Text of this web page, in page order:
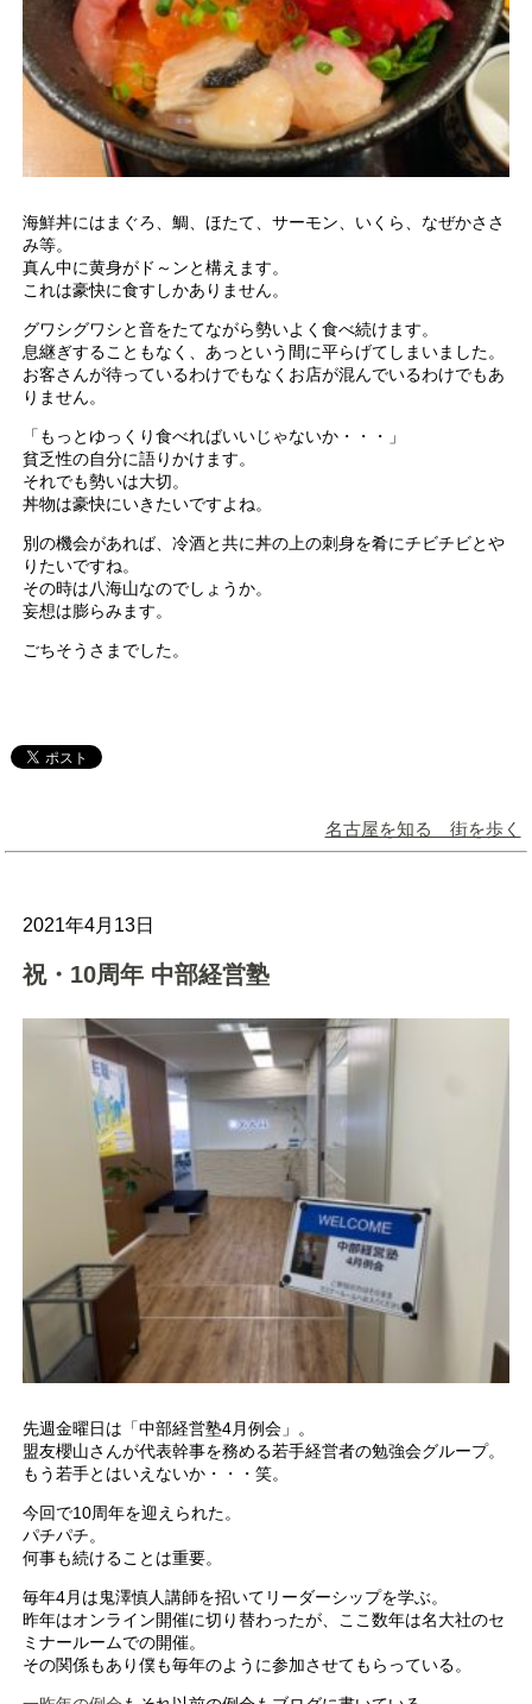
海鮮丼にはまぐろ、鯛、ほたて、サーモン、いくら、なぜかささ
み等。
真ん中に黄身がド～ンと構えます。
これは豪快に食すしかありません。
グワシグワシと音をたてながら勢いよく食べ続けます。
息継ぎすることもなく、あっという間に平らげてしまいました。
お客さんが待っているわけでもなくお店が混んでいるわけでもあ
りません。
「もっとゆっくり食べればいいじゃないか・・・」
貧乏性の自分に語りかけます。
それでも勢いは大切。
丼物は豪快にいきたいですよね。
別の機会があれば、冷酒と共に丼の上の刺身を肴にチビチビとや
りたいですね。
その時は八海山なのでしょうか。
妄想は膨らみます。
ごちそうさまでした。
名古屋を知る 街を歩く
2021年4月13日
祝・10周年 中部経営塾
先週金曜日は「中部経営塾4月例会」。
盟友櫻山さんが代表幹事を務める若手経営者の勉強会グループ。
もう若手とはいえないか・・・笑。
今回で10周年を迎えられた。
パチパチ。
何事も続けることは重要。
毎年4月は鬼澤慎人講師を招いてリーダーシップを学ぶ。
昨年はオンライン開催に切り替わったが、ここ数年は名大社のセ
ミナールームでの開催。
その関係もあり僕も毎年のように参加させてもらっている。